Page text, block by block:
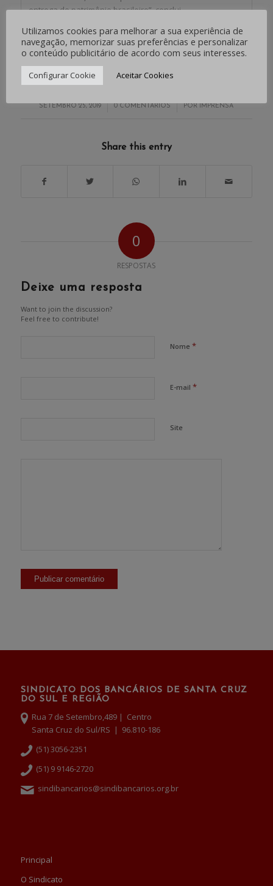
entrega do patrimônio brasileiro”, conclui.
Fonte: Brasil 247, com edição da Fetrafi-RS
SETEMBRO 25, 2019
/ 0 COMENTÁRIOS
/ POR IMPRENSA
Share this entry
0
RESPOSTAS
Deixe uma resposta
Want to join the discussion?
Feel free to contribute!
Nome *
E-mail *
Site
SINDICATO DOS BANCÁRIOS DE SANTA CRUZ
DO SUL E REGIÃO
Rua 7 de Setembro,489 | Centro
Santa Cruz do Sul/RS | 96.810-186
(51) 3056-2351
(51) 9 9146-2720
sindibancarios@sindibancarios.org.br
Principal
O Sindicato
Utilizamos cookies para melhorar a sua experiência de
navegação, memorizar suas preferências e personalizar
o conteúdo publicitário de acordo com seus interesses.
Configurar Cookie Aceitar Cookies